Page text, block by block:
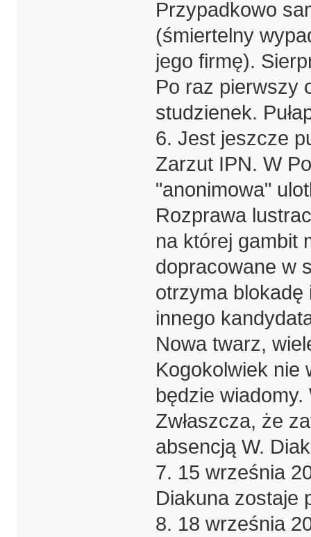
Przypadkowo
(śmiertelny
jego firmę).
Po raz pierwszy
studzienek.
6. Jest jeszcze
Zarzut IPN. W
"anonimowa"
Rozprawa
na której gambit
dopracowane w
otrzyma
innego
Nowa twarz,
Kogokolwiek nie
będzie
Zwłaszcza, że
absencją W.
7. 15 września
Diakuna zostaje
8. 18 września